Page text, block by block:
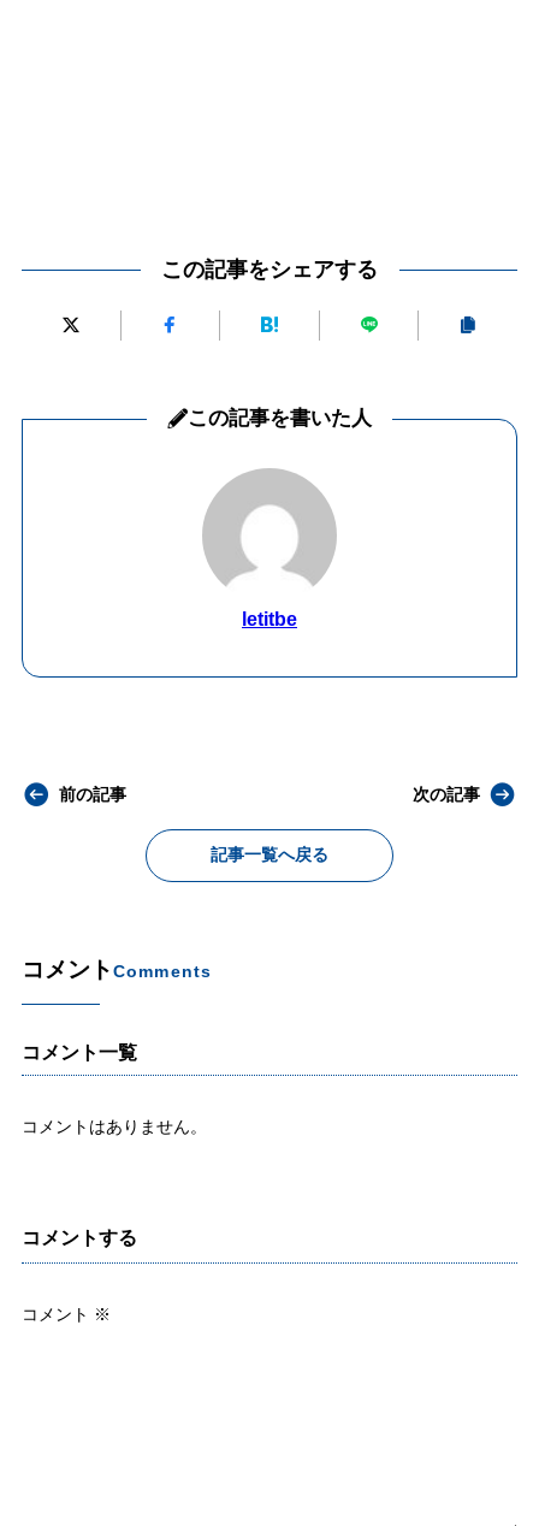
この記事をシェアする
この記事を書いた人
letitbe
前の記事
記事一覧へ戻る
次の記事
コメントComments
コメント一覧
コメントはありません。
コメントする
コメント ※